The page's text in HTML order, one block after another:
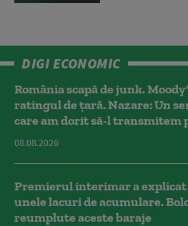
DIGI ECONOMIC
România scapă de junk.
ratingul de țară. Nazare: Un
care am dorit să-l transmitem
08.08.2026
Premierul interimar a explicat
unele lacuri de acumulare.
reumplute aceste baraje